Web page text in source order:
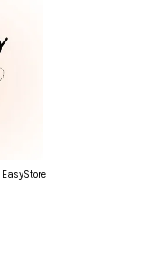
EasyStore